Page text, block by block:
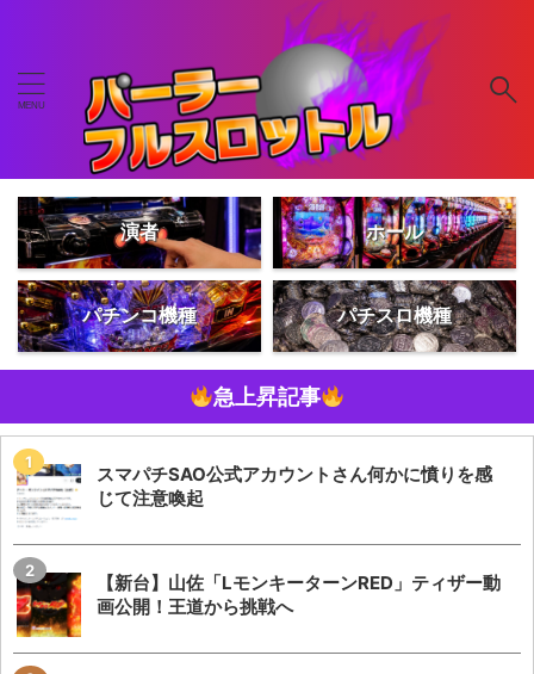
演者 ホール
パチンコ機種 パチスロ機種
急上昇記事
スマパチSAO公式アカウントさん何かに憤りを感
じて注意喚起
【新台】山佐「LモンキーターンRED」ティザー動
画公開！王道から挑戦へ